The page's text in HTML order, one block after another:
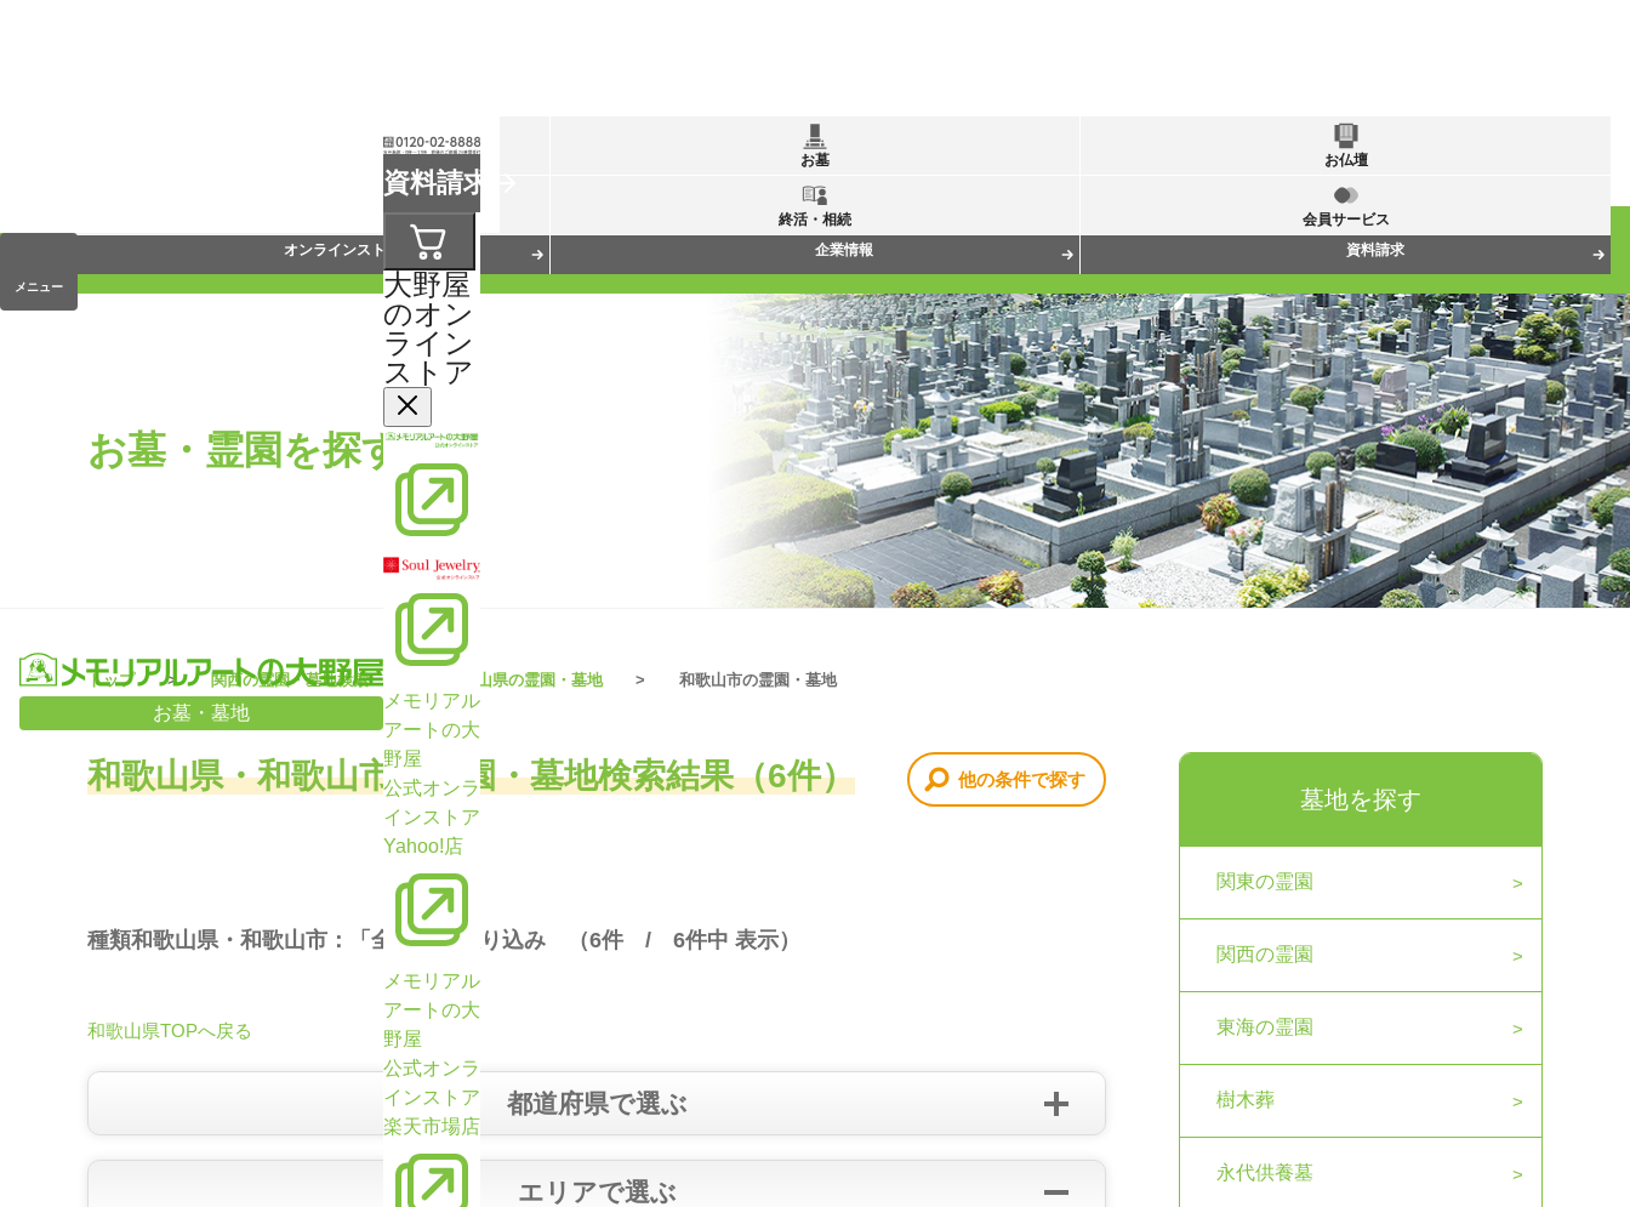
お墓・墓地
資料請求
大野屋
のオン
ライン
ストア
メモリアル
アートの大
野屋
公式オンラ
インストア
Yahoo!店
メモリアル
アートの大
野屋
公式オンラ
インストア
楽天市場店
メニュー
お墓 お仏壇
終活・相続
会員サービス
オンラインストア
企業情報 資料請求
お墓・霊園を探す
トップ 関西の霊園・墓地検索 和歌山県の霊園・墓地 和歌山市の霊園・墓地
和歌山県・和歌山市の霊園・墓地検索結果（6件） 他の条件で探す
種類和歌山県・和歌山市：「全て」で絞り込み （6件 / 6件中 表示）
和歌山県TOPへ戻る
都道府県で選ぶ
エリアで選ぶ
墓地を探す
関東の霊園
関西の霊園
東海の霊園
樹木葬
永代供養墓